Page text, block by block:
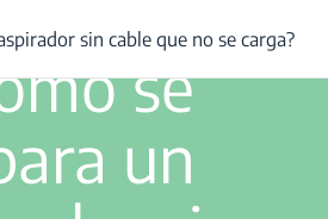
un aspirador sin cable que no se carga?
1 min de lectura
se
un
sin cable que no se carga?